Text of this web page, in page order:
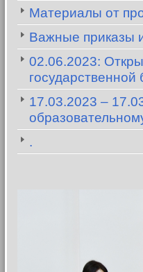
Материалы от
Важные приказы
02.06.2023:
государственной
17.03.2023 –
.